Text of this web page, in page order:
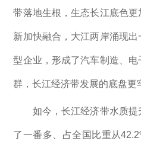
带落地生根，生态长江底色
新加快融合，大江两岸涌现
型企业，形成了汽车制造、
群，长江经济带发展的底盘更
如今，长江经济带水质提
了一番多、占全国比重从